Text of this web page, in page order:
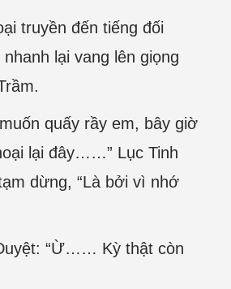
truyền đến tiếng đối
lại vang lên giọng
quấy rầy em, bây giờ
lại đây……” Lục Tinh
dừng, “Là bởi vì nhớ
“Ừ…… Kỳ thật còn